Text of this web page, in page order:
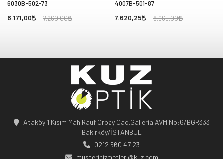
6030B-502-73
6.171,00 7.260,00
4007B-501-87
7.620,25 8.965,00
Ataköy 1.Kısım Mah.Rauf Orbay Cad.Galleria AVM No:6/BGR333
Bakırköy/İSTANBUL
0212 560 47 23
musterihizmetleri@kuz.com